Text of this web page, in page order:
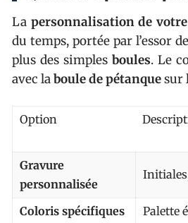
La personnalisation de
du temps, portée par l’essor
plus des simples boules. Le
avec laboule de pétanquesur
Option
Gravure
personnalisée
Coloris spécifiques Palette